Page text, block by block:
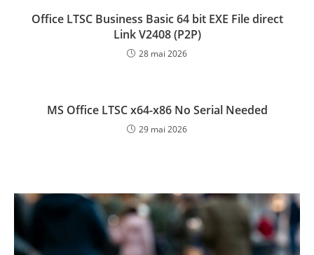
Office LTSC Business Basic 64 bit EXE File direct
Link V2408 (P2P)
28 mai 2026
MS Office LTSC x64-x86 No Serial Needed
29 mai 2026